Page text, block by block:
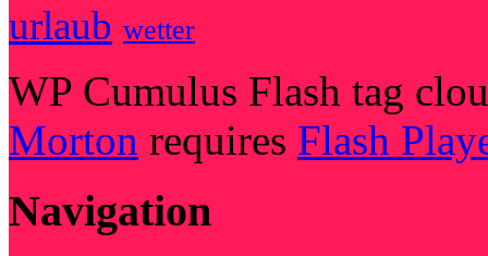
urlaub wetter
WP Cumulus Flash tag
Morton requires Flash
Navigation